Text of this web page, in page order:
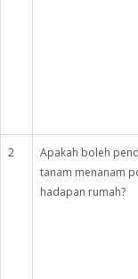
2
Apakah boleh
tanam menanam
hadapan rumah?